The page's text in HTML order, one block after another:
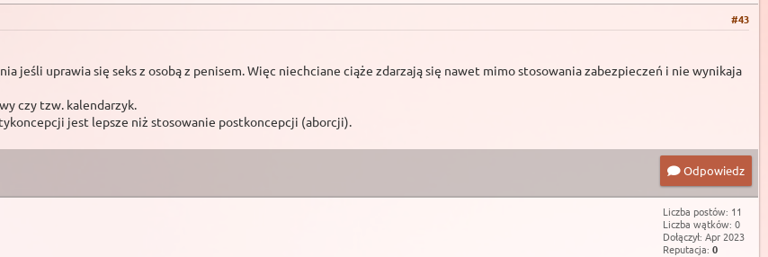
#43
jeśli uprawia się seks z osobą z penisem. Więc niechciane ciąże zdarzają się nawet mimo stosowania zabezpieczeń i nie wynikaja
czy tzw. kalendarzyk.
jest lepsze niż stosowanie postkoncepcji (aborcji).
Odpowiedz
Liczba postów: 11
Liczba wątków: 0
Dołączył: Apr 2023
Reputacja: 0